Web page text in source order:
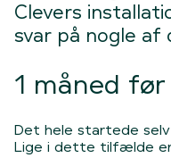
Clevers
svar på nogle af
1 måned før
Det hele startede
Lige i dette tilfælde er